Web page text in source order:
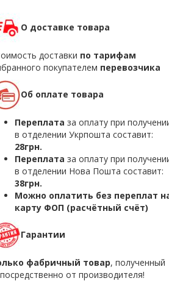
О доставке товара
доставки по тарифам
покупателем перевозчика
Об оплате товара
Переплата за оплату при
в отделении Укрпошта составит:
28грн.
Переплата за оплату при
в отделении Нова Пошта составит:
38грн.
Можно оплатить без переплат
карту ФОП (расчётный счёт)
Гарантии
фабричный товар, полученный
от производителя!